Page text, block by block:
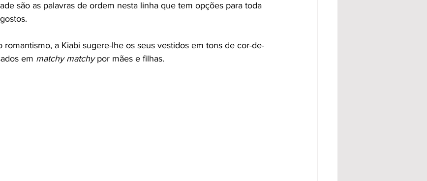
são as palavras de ordem nesta linha que tem opções para toda
romantismo, a Kiabi sugere-lhe os seus vestidos em tons de cor-de-
em matchy matchy por mães e filhas.